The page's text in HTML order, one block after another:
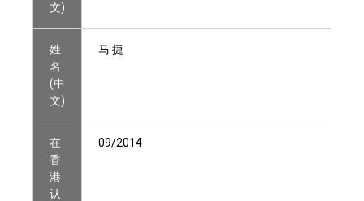
文)
姓
名
(中
文)
马 捷
在
香
港
认
09/2014